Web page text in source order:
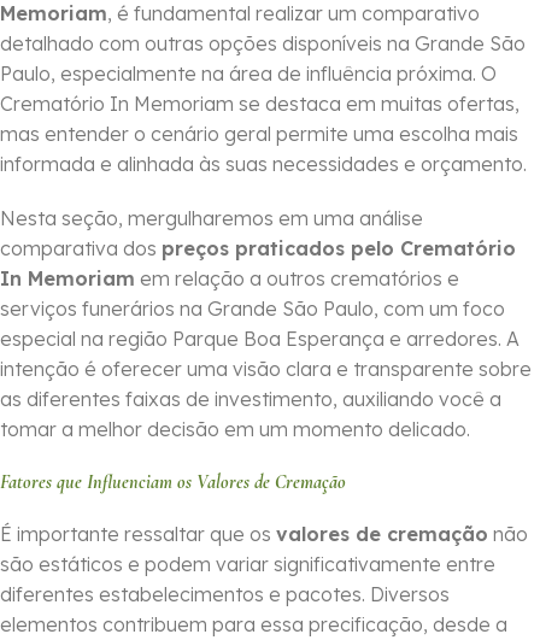
Memoriam, é fundamental realizar um comparativo
detalhado com outras opções disponíveis na Grande São
Paulo, especialmente na área de influência próxima. O
Crematório In Memoriam se destaca em muitas ofertas,
mas entender o cenário geral permite uma escolha mais
informada e alinhada às suas necessidades e orçamento.
Nesta seção, mergulharemos em uma análise
comparativa dos preços praticados pelo Crematório
In Memoriam em relação a outros crematórios e
serviços funerários na Grande São Paulo, com um foco
especial na região Parque Boa Esperança e arredores. A
intenção é oferecer uma visão clara e transparente sobre
as diferentes faixas de investimento, auxiliando você a
tomar a melhor decisão em um momento delicado.
Fatores que Influenciam os Valores de Cremação
É importante ressaltar que os valores de cremação não
são estáticos e podem variar significativamente entre
diferentes estabelecimentos e pacotes. Diversos
elementos contribuem para essa precificação, desde a